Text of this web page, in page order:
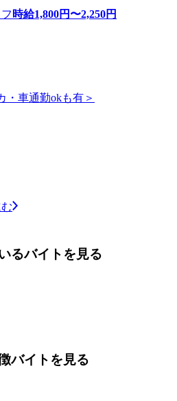
時給1,800円〜2,250円
・車通勤okも有＞
るバイトを見る
バイトを見る